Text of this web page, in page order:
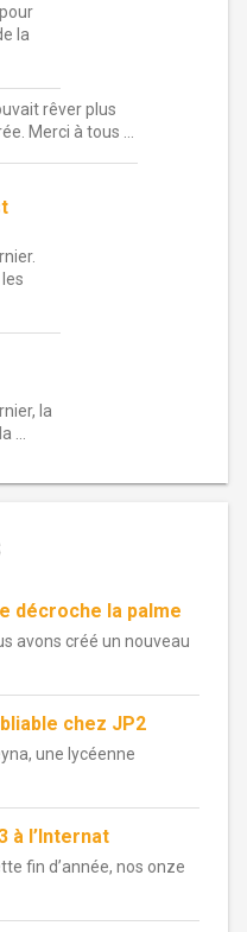
la
rêver plus
Merci à tous …
la
…
décroche la palme
avons créé un nouveau
chez JP2
une lycéenne
à l’Internat
fin d’année, nos onze